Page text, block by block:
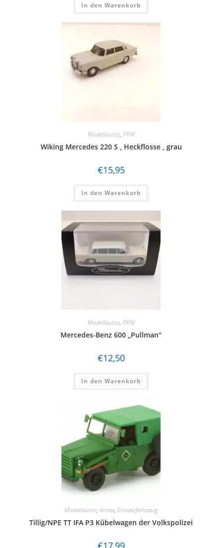
In den Warenkorb
Modellautos, PKW
Wiking Mercedes 220 S , Heckflosse , grau
€15,95
In den Warenkorb
Modellautos, PKW
Mercedes-Benz 600 „Pullman“
€12,50
In den Warenkorb
Modellautos,Armee, Einsatzfahrzeug
Tillig/NPE TT IFA P3 Kübelwagen der Volkspolizei
€17,99